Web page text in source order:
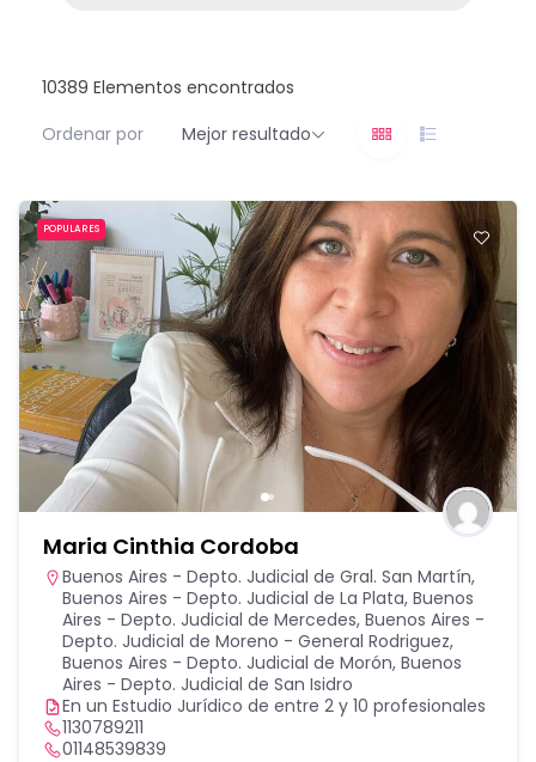
10389 Elementos encontrados
Ordenar por
Mejor resultado
POPULARES
Maria Cinthia Cordoba
Buenos Aires - Depto. Judicial de Gral. San Martín,
Buenos Aires - Depto. Judicial de La Plata, Buenos
Aires - Depto. Judicial de Mercedes, Buenos Aires -
Depto. Judicial de Moreno - General Rodriguez,
Buenos Aires - Depto. Judicial de Morón, Buenos
Aires - Depto. Judicial de San Isidro
En un Estudio Jurídico de entre 2 y 10 profesionales
1130789211
01148539839